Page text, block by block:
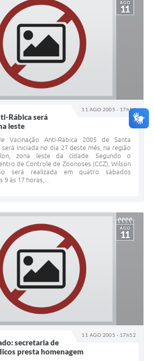
11 AGO 2005 - 17h54
AGO
11
Rábica será
leste
Vacinação Anti-Rábica 2005 de Santa
iniciada no dia 27 deste mês, na região
zona leste da cidade. Segundo o
de Controle de Zoonoses (CCZ), Wilson
será realizada em quatro sábados
às 17 horas,...
11 AGO 2005 - 17h52
AGO
11
secretaria de
presta homenagem